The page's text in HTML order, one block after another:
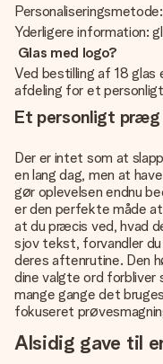
Yderligere information:
Glas med logo?
Ved bestilling af 18
afdeling for et
Et personligt
Der er intet som at
en lang dag, men at
gør oplevelsen endnu
er den perfekte måde
at du præcis ved, hvad
sjov tekst, forvandler
deres aftenrutine. Den
dine valgte ord forbliver
mange gange det
fokuseret
Alsidig gave til